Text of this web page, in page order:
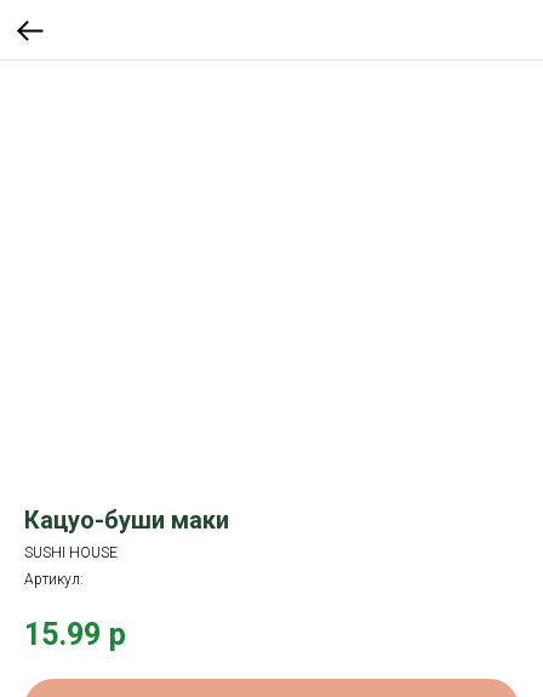
Кацуо-буши маки
SUSHI HOUSE
Артикул:
15.99 р